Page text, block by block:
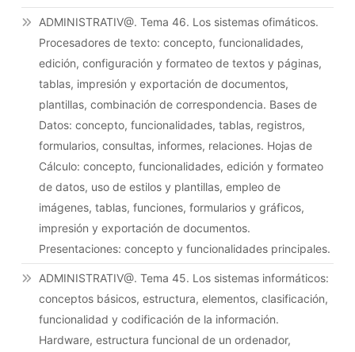
ADMINISTRATIV@. Tema 46. Los sistemas ofimáticos.
Procesadores de texto: concepto, funcionalidades,
edición, configuración y formateo de textos y páginas,
tablas, impresión y exportación de documentos,
plantillas, combinación de correspondencia. Bases de
Datos: concepto, funcionalidades, tablas, registros,
formularios, consultas, informes, relaciones. Hojas de
Cálculo: concepto, funcionalidades, edición y formateo
de datos, uso de estilos y plantillas, empleo de
imágenes, tablas, funciones, formularios y gráficos,
impresión y exportación de documentos.
Presentaciones: concepto y funcionalidades principales.
ADMINISTRATIV@. Tema 45. Los sistemas informáticos:
conceptos básicos, estructura, elementos, clasificación,
funcionalidad y codificación de la información.
Hardware, estructura funcional de un ordenador,